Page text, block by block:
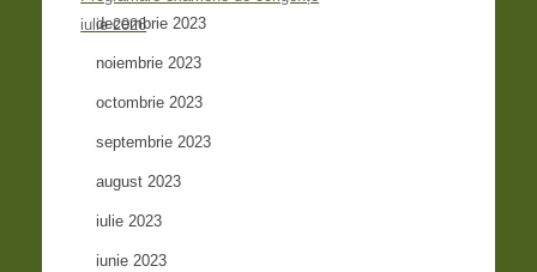
iulie 2026
decembrie 2023
noiembrie 2023
octombrie 2023
septembrie 2023
august 2023
iulie 2023
iunie 2023